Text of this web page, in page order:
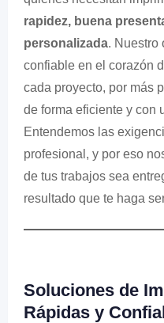
rapidez, buena
personalizada. Nuestro
confiable en el corazón
cada proyecto, por más
de forma eficiente y con
Entendemos las
profesional, y por eso
de tus trabajos sea
resultado que te haga
Soluciones de
Rápidas y